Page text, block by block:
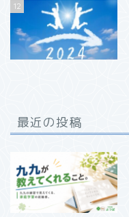
12
最近の投稿